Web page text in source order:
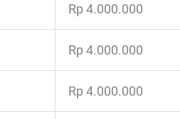
Rp 4.000.000
Rp 4.000.000
Rp 4.000.000